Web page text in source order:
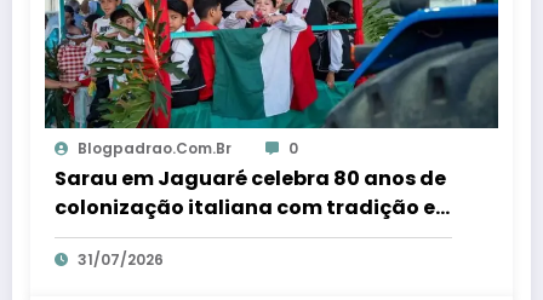
Blogpadrao.com.br 0
Sarau em Jaguaré celebra 80 anos de
colonização italiana com tradição e
trambolhão da polenta – Em Dia ES
31/07/2026